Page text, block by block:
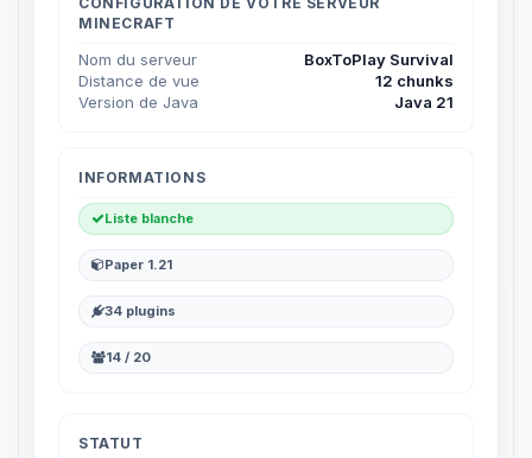
MINECRAFT
Nom du serveur
BoxToPlay Survival
Distance de vue
12 chunks
Version de Java
Java 21
INFORMATIONS
Liste blanche
Paper 1.21
34 plugins
14 / 20
STATUT
assistant BoxToPlay. Dis-moi ce dont
tu as besoin et je vais remuer mes
petits circuits pour t’aider.
08/08/2026 à 04:23